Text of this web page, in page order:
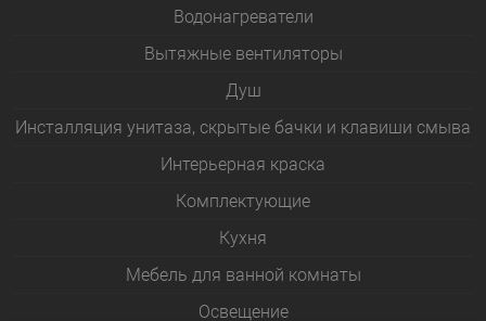
Водонагреватели
Вытяжные вентиляторы
Душ
Инсталляция унитаза, скрытые бачки и клавиши смыва
Интерьерная краска
Комплектующие
Кухня
Мебель для ванной комнаты
Освещение